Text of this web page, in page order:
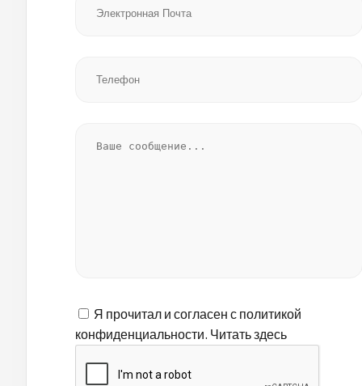
Я прочитал и согласен с политикой
конфиденциальности. Читать здесь